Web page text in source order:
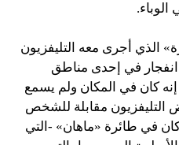
الذي أجرى معه التليفزيون
انفجار في إحدى مناطق
كان في المكان ولم يسمع
مقابلة للشخص
في طائرة «ماهان» -التي